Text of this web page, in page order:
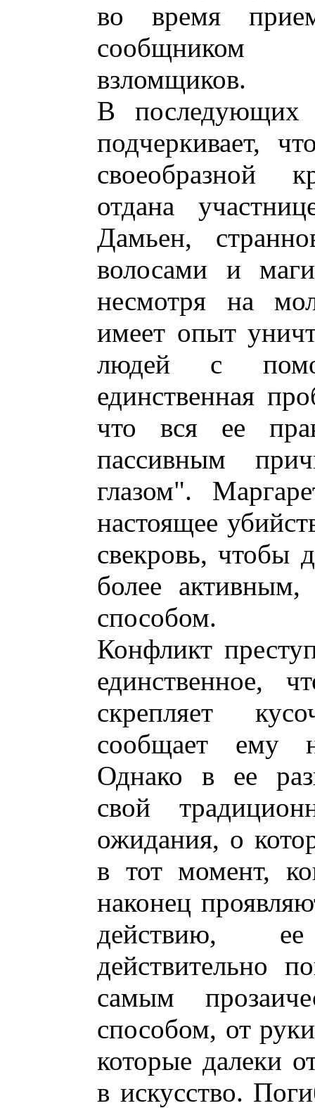
во время
сообщником
взломщиков.
В последующих
подчеркивает,
своеобразной
отдана
Дамьен,
волосами и
несмотря на
имеет опыт
людей с
единственная
что вся ее
пассивным
глазом".
настоящее
свекровь, чтобы
более
способом.
Конфликт
единственное,
скрепляет
сообщает ему
Однако в ее
свой
ожидания, о
в тот момент,
наконец
действию,
действительно
самым
способом, от
которые далеки
в искусство.